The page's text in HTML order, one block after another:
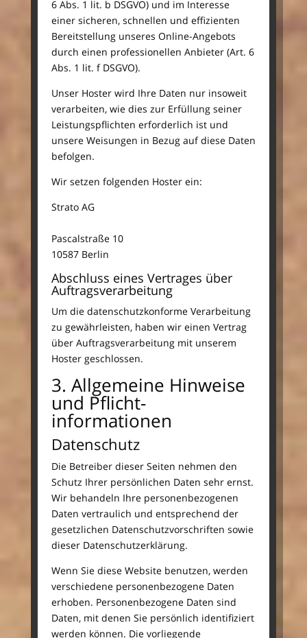
6 Abs. 1 lit. b DSGVO) und im Interesse
einer sicheren, schnellen und effizienten
Bereitstellung unseres Online-Angebots
durch einen professionellen Anbieter (Art. 6
Abs. 1 lit. f DSGVO).
Unser Hoster wird Ihre Daten nur insoweit
verarbeiten, wie dies zur Erfüllung seiner
Leistungspflichten erforderlich ist und
unsere Weisungen in Bezug auf diese Daten
befolgen.
Wir setzen folgenden Hoster ein:
Strato AG
Pascalstraße 10
10587 Berlin
Abschluss eines Vertrages über
Auftragsverarbeitung
Um die datenschutzkonforme Verarbeitung
zu gewährleisten, haben wir einen Vertrag
über Auftragsverarbeitung mit unserem
Hoster geschlossen.
3. Allgemeine Hinweise
und Pflicht­
informationen
Datenschutz
Die Betreiber dieser Seiten nehmen den
Schutz Ihrer persönlichen Daten sehr ernst.
Wir behandeln Ihre personenbezogenen
Daten vertraulich und entsprechend der
gesetzlichen Datenschutzvorschriften sowie
dieser Datenschutzerklärung.
Wenn Sie diese Website benutzen, werden
verschiedene personenbezogene Daten
erhoben. Personenbezogene Daten sind
Daten, mit denen Sie persönlich identifiziert
werden können. Die vorliegende